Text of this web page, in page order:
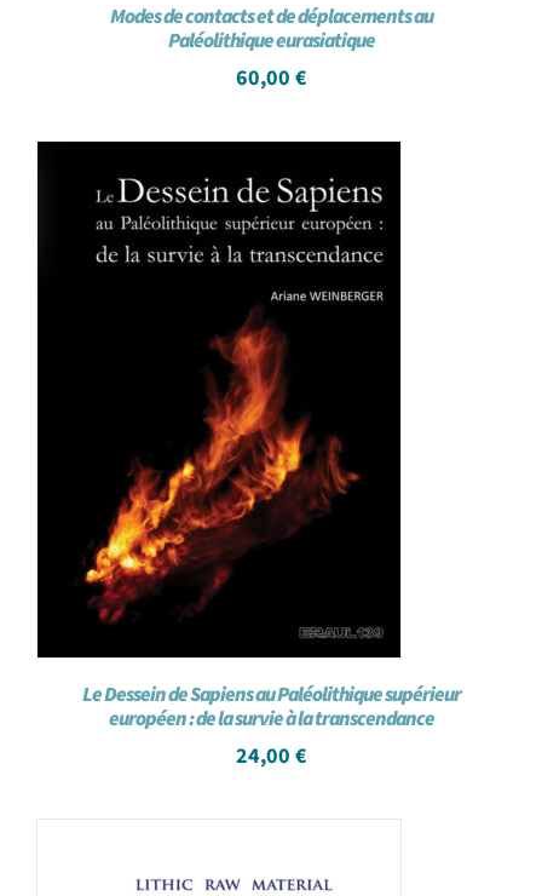
Modes de contacts et de déplacements au
Paléolithique eurasiatique
60,00 €
Le Dessein de Sapiens au Paléolithique supérieur
européen : de la survie à la transcendance
24,00 €